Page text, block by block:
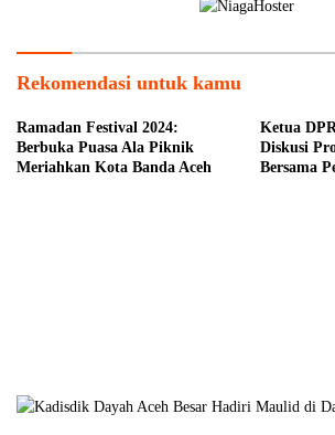
Rekomendasi untuk kamu
Ramadan Festival 2024:
Berbuka Puasa Ala Piknik
Meriahkan Kota Banda Aceh
Ketua
Diskusi
Bersama